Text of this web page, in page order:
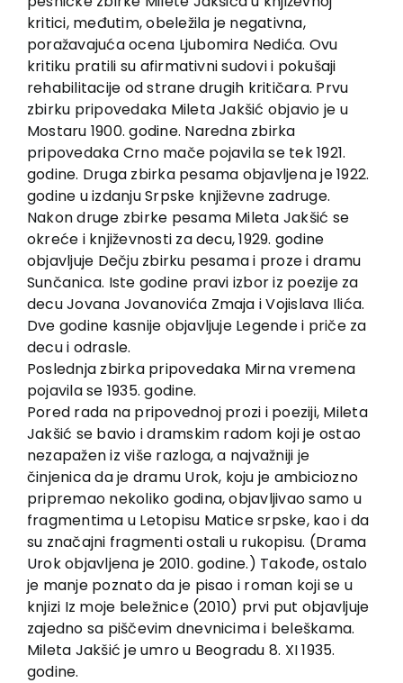
kritici, međutim, obeležila je negativna,
poražavajuća ocena Ljubomira Nedića. Ovu
kritiku pratili su afirmativni sudovi i pokušaji
rehabilitacije od strane drugih kritičara. Prvu
zbirku pripovedaka Mileta Jakšić objavio je u
Mostaru 1900. godine. Naredna zbirka
pripovedaka Crno mače pojavila se tek 1921.
godine. Druga zbirka pesama objavljena je 1922.
godine u izdanju Srpske književne zadruge.
Nakon druge zbirke pesama Mileta Jakšić se
okreće i književnosti za decu, 1929. godine
objavljuje Dečju zbirku pesama i proze i dramu
Sunčanica. Iste godine pravi izbor iz poezije za
decu Jovana Jovanovića Zmaja i Vojislava Ilića.
Dve godine kasnije objavljuje Legende i priče za
decu i odrasle.
Poslednja zbirka pripovedaka Mirna vremena
pojavila se 1935. godine.
Pored rada na pripovednoj prozi i poeziji, Mileta
Jakšić se bavio i dramskim radom koji je ostao
nezapažen iz više razloga, a najvažniji je
činjenica da je dramu Urok, koju je ambiciozno
pripremao nekoliko godina, objavljivao samo u
fragmentima u Letopisu Matice srpske, kao i da
su značajni fragmenti ostali u rukopisu. (Drama
Urok objavljena je 2010. godine.) Takođe, ostalo
je manje poznato da je pisao i roman koji se u
knjizi Iz moje beležnice (2010) prvi put objavljuje
zajedno sa piščevim dnevnicima i beleškama.
Mileta Jakšić je umro u Beogradu 8. XI 1935.
godine.